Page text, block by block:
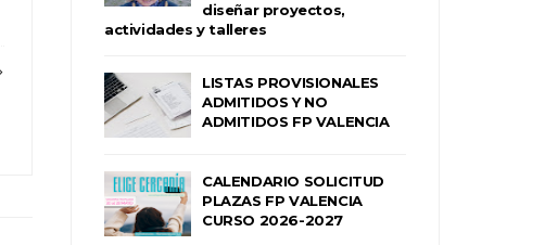
diseñar proyectos,
actividades y talleres
LISTAS PROVISIONALES
ADMITIDOS Y NO
ADMITIDOS FP VALENCIA
CALENDARIO SOLICITUD
PLAZAS FP VALENCIA
CURSO 2026-2027